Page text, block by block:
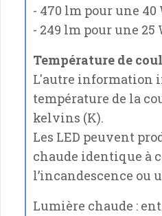
- 470 lm pour une 40
- 249 lm pour une 25
Température de
L'autre information
température de la
kelvins (K).
Les LED peuvent
chaude identique à
l’incandescence ou
Lumière chaude :